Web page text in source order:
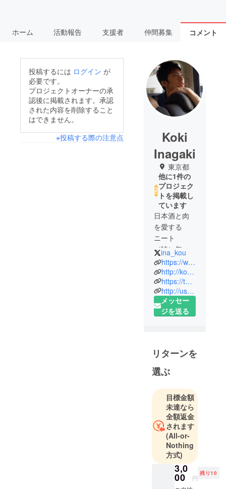
ホーム 活動報告 支援者 仲間募集 コメント
投稿するには ログイン が
必要です。
プロジェクトオーナーの承
認後に掲載されます。承認
された内容を削除すること
はできません。
※投稿する際の注意点
Koki
Inagaki
東京都
他に1件の
プロジェク
トを掲載し
ています
日本酒と肉
を愛する
ニート
（嘘）年間
300食以上を
外食で食べ
飲み歩き、
グルメ情報
を発信。吉
祥寺・恵比
没。得意分
野はオシャ
レなデート
店や雰囲気
のいいカウ
ンターがあ
るお店、お
ひとりさま
でもOKなお
店など。
■インスタ
ina_kou
https://www.instagram.com/gorou01/
http://koki08.hatenablog.com/
https://tabelog.com/rvwr/gorori01/
http://user.retty.me/3140132/
メッセー
ジを送る
リターンを
選ぶ
目標金額
未達なら
全額返金
されます
(All-or-
Nothing
方式)
3,0
00 円
残り10